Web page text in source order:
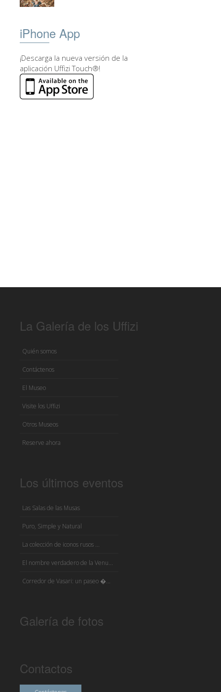
iPhone App
¡Descarga la nueva versión de la
aplicación Uffizi Touch®!
La Galería de los Uffizi
Quién somos
Contáctenos
El Museo
Visite los Uffizi
Otros Museos
Reserve ahora
Los últimos eventos
Las Salas de las Musas
Puro, Simple y Natural
La colección de iconos rusos ...
El nombre verdadero de la Venu...
Corredor de Vasari: un paseo �...
Galería de fotos
Contactos